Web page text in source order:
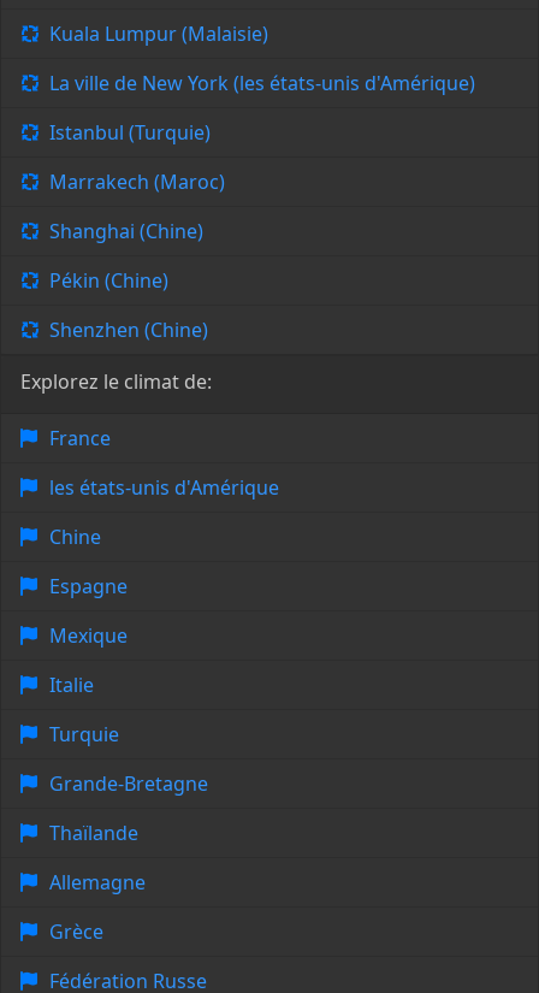
Kuala Lumpur (Malaisie)
La ville de New York (les états-unis d'Amérique)
Istanbul (Turquie)
Marrakech (Maroc)
Shanghai (Chine)
Pékin (Chine)
Shenzhen (Chine)
Explorez le climat de:
France
les états-unis d'Amérique
Chine
Espagne
Mexique
Italie
Turquie
Grande-Bretagne
Thaïlande
Allemagne
Grèce
Fédération Russe